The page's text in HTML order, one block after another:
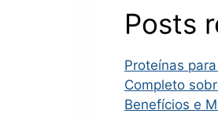
Posts
Proteínas
Completo
Benefícios e